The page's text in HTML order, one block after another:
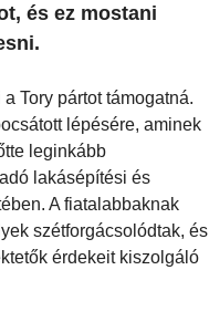
és ez mostani
Tory pártot támogatná.
lépésére, aminek
leginkább
lakásépítési és
A fiatalabbaknak
szétforgácsolódtak, és
érdekeit kiszolgáló